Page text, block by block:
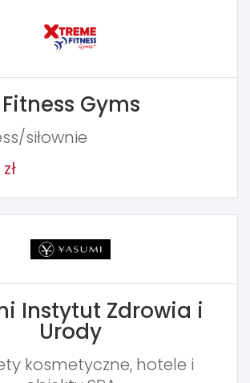
Gyms
siłownie
Instytut Zdrowia i
Urody
kosmetyczne, hotele i